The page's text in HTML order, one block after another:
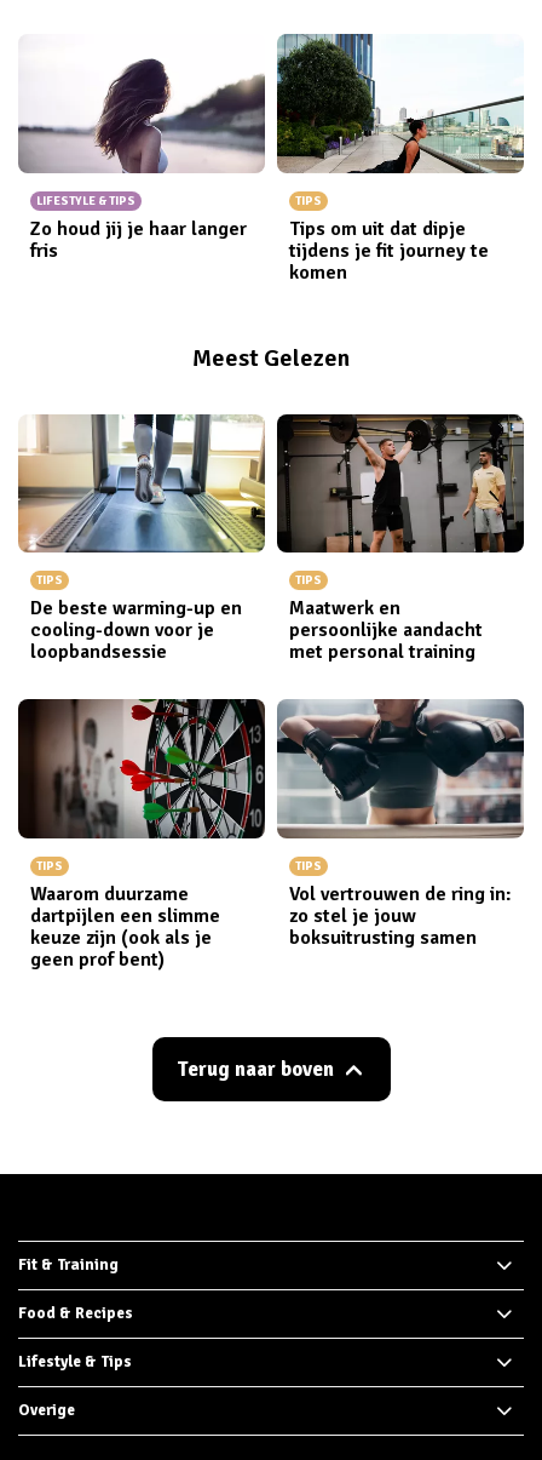
LIFESTYLE & TIPS
Zo houd jij je haar langer
fris
TIPS
Tips om uit dat dipje
tijdens je fit journey te
komen
Meest Gelezen
TIPS
De beste warming-up en
cooling-down voor je
loopbandsessie
TIPS
Maatwerk en
persoonlijke aandacht
met personal training
TIPS
Waarom duurzame
dartpijlen een slimme
keuze zijn (ook als je
geen prof bent)
TIPS
Vol vertrouwen de ring in:
zo stel je jouw
boksuitrusting samen
Terug naar boven
Fit & Training
Food & Recipes
Lifestyle & Tips
Overige